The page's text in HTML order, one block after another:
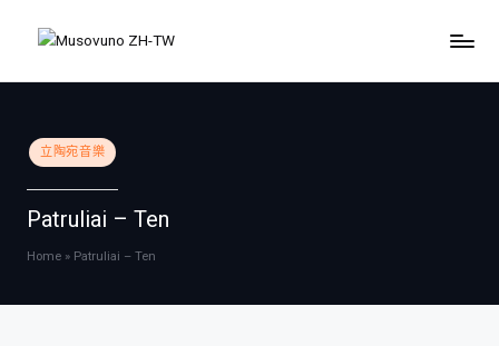
Posted
in
立陶宛音樂
Patruliai – Ten
Home » Patruliai – Ten